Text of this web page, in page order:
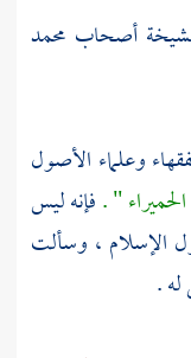
أصحاب محمد
وعلماء الأصول
" .فإنه ليس
الإسلام ، وسألت
.